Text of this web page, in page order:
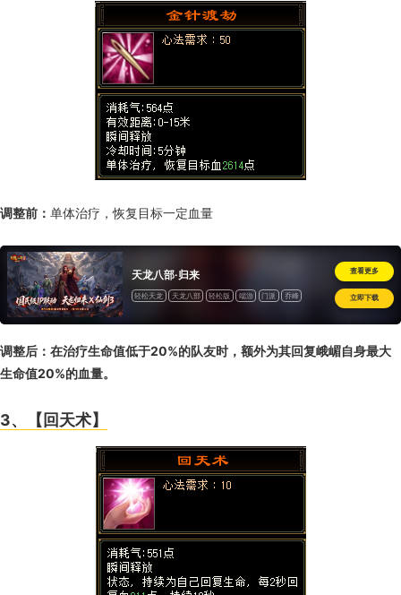
调整前： 单体治疗，恢复目标一定血量
天龙八部·归来
轻松天龙 天龙八部 轻松版 端游 门派
乔峰
查看更多
立即下载
调整后： 在治疗生命值低于20%的队友时，额外为其回复峨嵋自身最大
生命值20%的血量。
3、【回天术】